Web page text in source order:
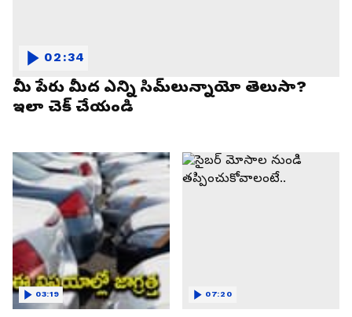
మీ పేరు మీద ఎన్ని సిమ్‌లున్నాయో తెలుసా?
ఇలా చెక్ చేయండి
02:34
03:19 07:20